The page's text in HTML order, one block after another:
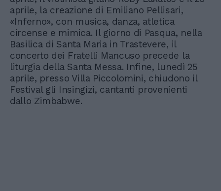
aprile, la creazione di Emiliano Pellisari,
«Inferno», con musica, danza, atletica
circense e mimica. Il giorno di Pasqua, nella
Basilica di Santa Maria in Trastevere, il
concerto dei Fratelli Mancuso precede la
liturgia della Santa Messa. Infine, lunedì 25
aprile, presso Villa Piccolomini, chiudono il
Festival gli Insingizi, cantanti provenienti
dallo Zimbabwe.